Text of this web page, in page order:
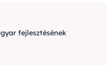
fejlesztésének